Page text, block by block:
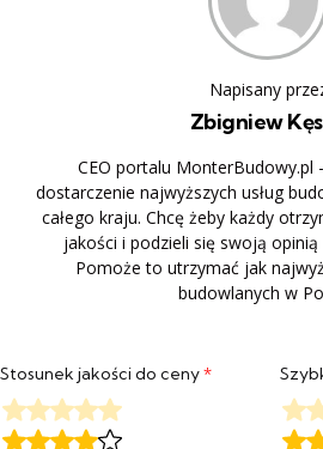
Napisany
Zbigniew
CEO portalu MonterBudowy.pl
dostarczenie najwyższych usług
całego kraju. Chcę żeby każdy
jakości i podzieli się swoją
Pomoże to utrzymać jak
budowlanych w
Stosunek jakości do ceny*